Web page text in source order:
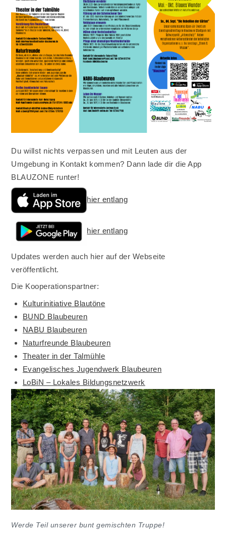
Du willst nichts verpassen und mit Leuten aus der
Umgebung in Kontakt kommen? Dann lade dir die App
BLAUZONE runter!
hier entlang
hier entlang
Updates werden auch hier auf der Webseite
veröffentlicht.
Die Kooperationspartner:
Kulturinitiative Blautöne
BUND Blaubeuren
NABU Blaubeuren
Naturfreunde Blaubeuren
Theater in der Talmühle
Evangelisches Jugendwerk Blaubeuren
LoBiN – Lokales Bildungsnetzwerk
Werde Teil unserer bunt gemischten Truppe!